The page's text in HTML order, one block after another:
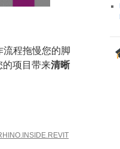
流程拖慢您的脚
项目带来清晰